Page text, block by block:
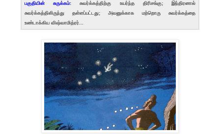
பகுதியின் சுருக்கம்:
சுவர்க்கத்திற்கு உயர்ந்த திரிசங்கு; இந்திரனால்
சுவர்க்கத்திலிருந்து தள்ளப்பட்டது; அவனுக்காக மற்றொரு சுவர்க்கத்தை
உண்டாக்கிய விஷ்வாமித்ரர்...